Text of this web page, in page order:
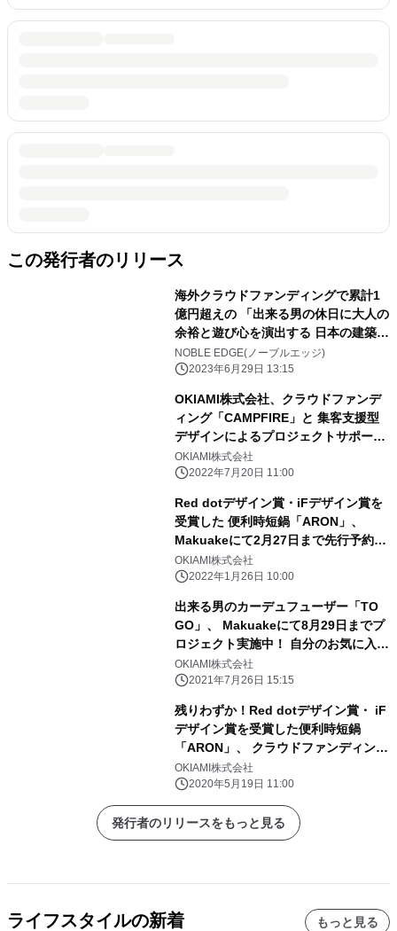
この発行者のリリース
海外クラウドファンディングで累計1
億円超えの 「出来る男の休日に大人の
余裕と遊び心を演出する 日本の建築美
を再現したコンクリート腕時計」の 先
行予約販売を「Makuake」にて開始
NOBLE EDGE(ノーブルエッジ)
2023年6月29日 13:15
OKIAMI株式会社、クラウドファンデ
ィング「CAMPFIRE」と 集客支援型
デザインによるプロジェクトサポート
を目的に パートナーシップ契約を締結
OKIAMI株式会社
2022年7月20日 11:00
Red dotデザイン賞・iFデザイン賞を
受賞した 便利時短鍋「ARON」、
Makuakeにて2月27日まで先行予約受
付中
OKIAMI株式会社
2022年1月26日 10:00
出来る男のカーデュフューザー「TO
GO」、 Makuakeにて8月29日までプ
ロジェクト実施中！ 自分のお気に入り
の香水でドライブを
OKIAMI株式会社
2021年7月26日 15:15
残りわずか！Red dotデザイン賞・ iF
デザイン賞を受賞した便利時短鍋
「ARON」、 クラウドファンディング
サービスMakuakeで先行予約受付中
OKIAMI株式会社
2020年5月19日 11:00
発行者のリリースをもっと見る
ライフスタイルの新着 もっと見る